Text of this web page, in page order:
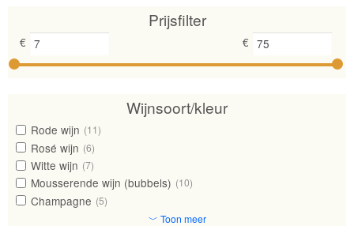
Prijsfilter
€ €
Wijnsoort/kleur
Rode wijn (11)
Rosé wijn (6)
Witte wijn (7)
Mousserende wijn (bubbels) (10)
Champagne (5)
﹀ Toon meer